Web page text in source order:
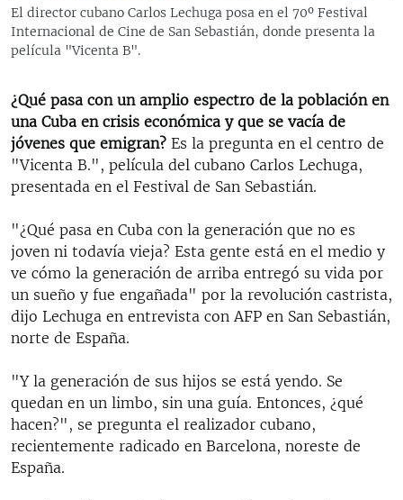
SER VIEJO EN CUBA
LOS SANTOS DE HIALEAH
DESINFORMACIÓN RUSA EN AMÉRICA LATINA
LA INVASIÓN DE RUSIA A UCRANIA
SÍGUENOS
El director cubano Carlos Lechuga posa en el 70º Festival
Internacional de Cine de San Sebastián, donde presenta la
película "Vicenta B".
¿Qué pasa con un amplio espectro de la población en
una Cuba en crisis económica y que se vacía de
jóvenes que emigran? Es la pregunta en el centro de
"Vicenta B.", película del cubano Carlos Lechuga,
presentada en el Festival de San Sebastián.
"¿Qué pasa en Cuba con la generación que no es
joven ni todavía vieja? Esta gente está en el medio y
ve cómo la generación de arriba entregó su vida por
un sueño y fue engañada" por la revolución castrista,
dijo Lechuga en entrevista con AFP en San Sebastián,
norte de España.
"Y la generación de sus hijos se está yendo. Se
quedan en un limbo, sin una guía. Entonces, ¿qué
hacen?", se pregunta el realizador cubano,
recientemente radicado en Barcelona, noreste de
España.